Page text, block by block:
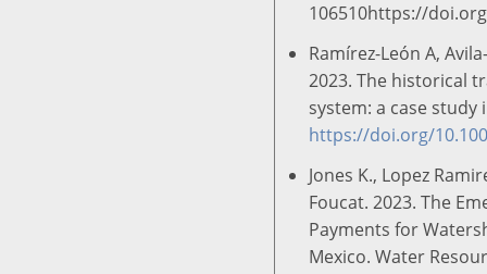
106510https://
Ramírez-León A,
2023. The historical
system: a case study
https://doi.org/
Jones K., Lopez
Foucat. 2023. The
Payments for
Mexico. Water